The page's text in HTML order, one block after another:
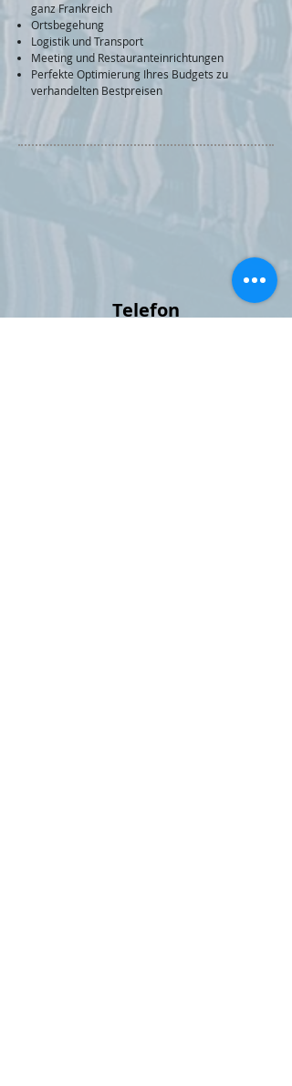
ganz Frankreich
Ortsbegehung
Logistik und Transport
Meeting und Restauranteinrichtungen
Perfekte Optimierung Ihres Budgets zu
verhandelten Bestpreisen
Telefon